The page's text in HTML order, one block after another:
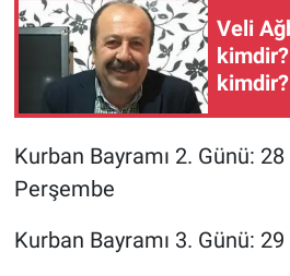
Veli
Kurban Bayramı 2. Günü: 28
Perşembe
Kurban Bayramı 3. Günü: